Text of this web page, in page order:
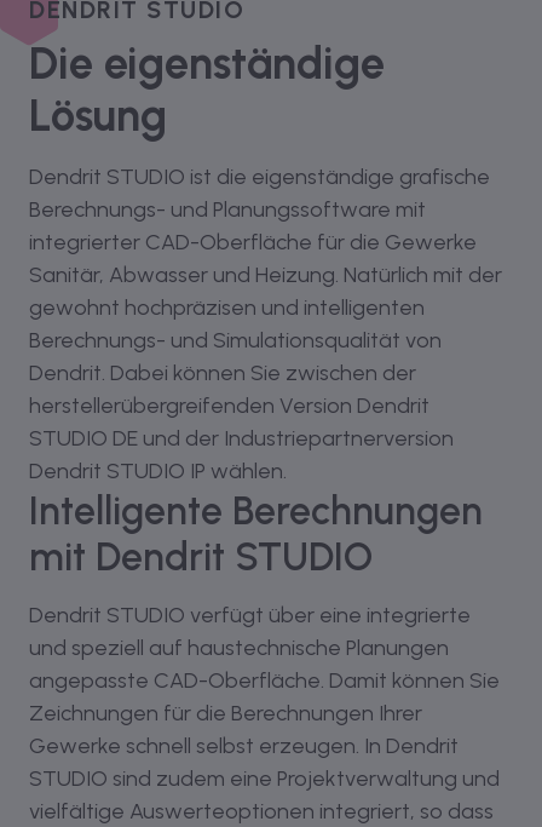
DENDRIT STUDIO
Die eigenständige
Lösung
Dendrit STUDIO ist die eigenständige grafische
Berechnungs- und Planungssoftware mit
integrierter CAD-Oberfläche für die Gewerke
Sanitär, Abwasser und Heizung. Natürlich mit der
gewohnt hochpräzisen und intelligenten
Berechnungs- und Simulationsqualität von
Dendrit. Dabei können Sie zwischen der
herstellerübergreifenden Version Dendrit
STUDIO DE und der Industriepartnerversion
Dendrit STUDIO IP wählen.
Intelligente Berechnungen
mit Dendrit STUDIO
Dendrit STUDIO verfügt über eine integrierte
und speziell auf haustechnische Planungen
angepasste CAD-Oberfläche. Damit können Sie
Zeichnungen für die Berechnungen Ihrer
Gewerke schnell selbst erzeugen. In Dendrit
STUDIO sind zudem eine Projektverwaltung und
vielfältige Auswerteoptionen integriert, so dass